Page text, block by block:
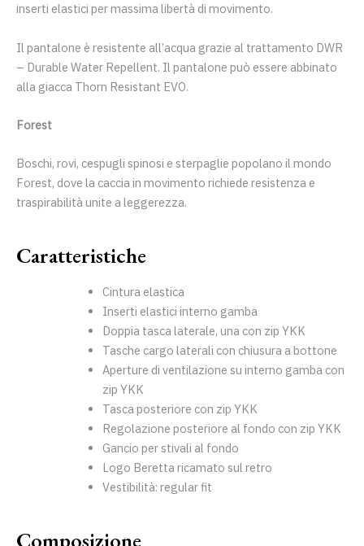
inserti elastici per massima libertà di movimento.
Il pantalone è resistente all’acqua grazie al trattamento DWR
– Durable Water Repellent. Il pantalone può essere abbinato
alla giacca Thorn Resistant EVO.
Forest
Boschi, rovi, cespugli spinosi e sterpaglie popolano il mondo
Forest, dove la caccia in movimento richiede resistenza e
traspirabilità unite a leggerezza.
Caratteristiche
Cintura elastica
Inserti elastici interno gamba
Doppia tasca laterale, una con zip YKK
Tasche cargo laterali con chiusura a bottone
Aperture di ventilazione su interno gamba con
zip YKK
Tasca posteriore con zip YKK
Regolazione posteriore al fondo con zip YKK
Gancio per stivali al fondo
Logo Beretta ricamato sul retro
Vestibilità: regular fit
Composizione